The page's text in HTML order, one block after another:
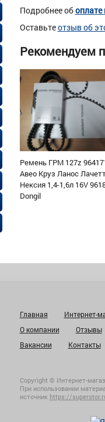
Подробнее обоплате
Оставьтеотзыв об
Рекомендуем
Ремень ГРМ 127z
Авео Круз Ланос
Нексия 1,4-1,6л 16V
Dongil
Главная Интернет-
О компании
Отзывы
Вакансии
Контакты
Copyright © Интернет-
При использовании
источник https://